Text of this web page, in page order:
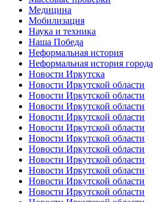
Медицина
Мобилизация
Наука и техника
Наша Победа
Неформальная история
Неформальная история города
Новости Иркутска
Новости Иркутской области
Новости Иркутской области
Новости Иркутской области
Новости Иркутской области
Новости Иркутской области
Новости Иркутской области
Новости Иркутской области
Новости Иркутской области
Новости Иркутской области
Новости Иркутской области
Новости Иркутской области